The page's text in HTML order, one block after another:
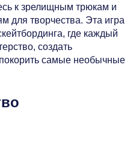
к зрелищным трюкам и
для творчества. Эта игра
где каждый
создать
самые необычные